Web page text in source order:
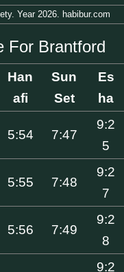
Year 2026. habibur.com
For Brantford
Han
afi
Sun
Set
Es
ha
5:54 7:47
9:2
5
5:55 7:48
9:2
7
5:56 7:49
9:2
8
9:2